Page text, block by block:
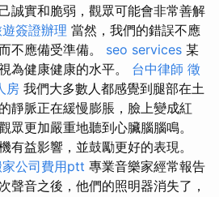
誠實和脆弱，觀眾可能會非常善解
簽證辦理 當然，我們的錯誤不應
不應備受準備。 seo services 某
為健康健康的水平。 台中律師 徵
房 我們大多數人都感覺到腿部在土
靜脈正在緩慢膨脹，臉上變成紅
眾更加嚴重地聽到心臟腦腦鳴。
有益影響，並鼓勵更好的表現。
家公司費用ptt 專業音樂家經常報告
聲音之後，他們的照明器消失了，